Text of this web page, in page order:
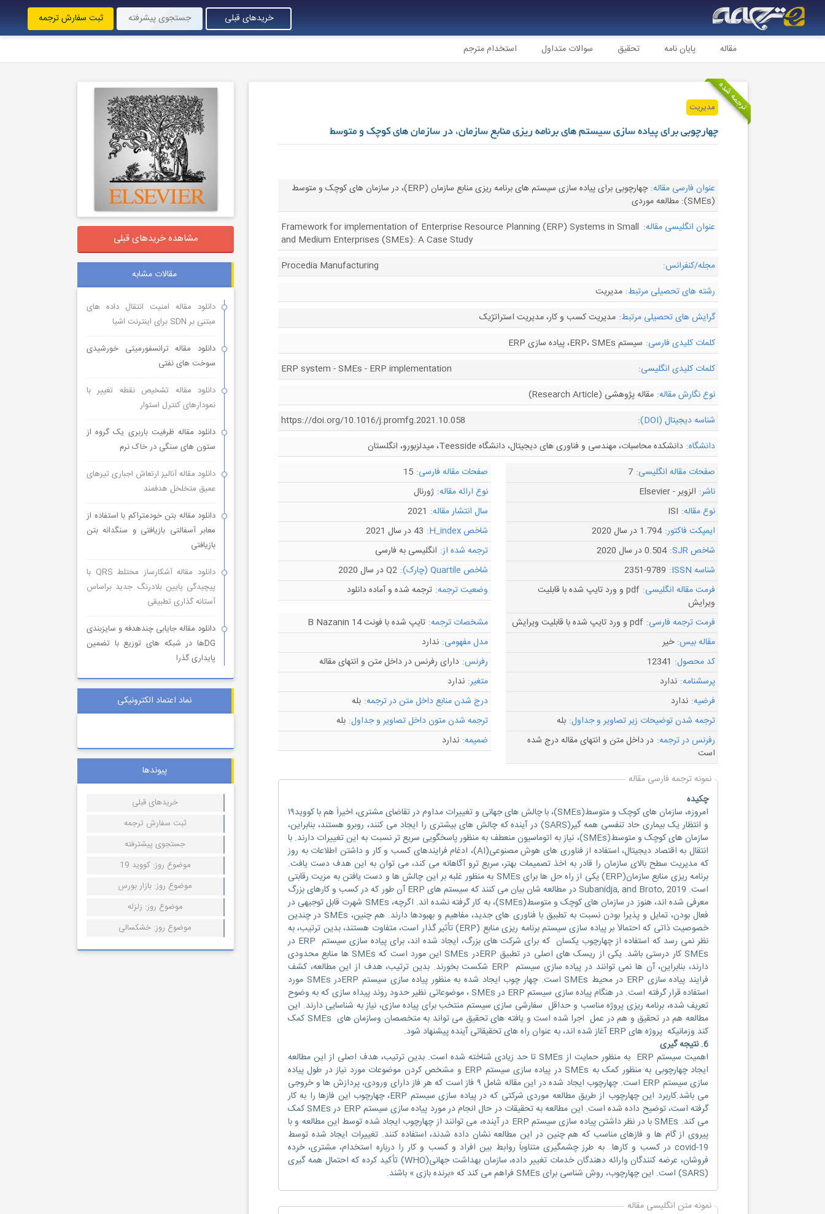
خریدهای قبلی جستجوی پیشرفته ثبت سفارش ترجمه
مقاله پایان نامه تحقیق سوالات متداول استخدام مترجم
ترجمه شدهمدیریت
چهارچوبی برای پیاده سازی سیستم های برنامه ریزی منابع سازمان، در سازمان های کوچک و متوسط
عنوان فارسی مقاله:
چهارچوبی برای پیاده سازی سیستم های برنامه ریزی منابع سازمان (ERP)، در سازمان های کوچک و متوسط
(SMEs): مطالعه موردی
عنوان انگلیسی مقاله: Framework for implementation of Enterprise Resource Planning (ERP) Systems in Small
and Medium Enterprises (SMEs): A Case Study
مجله/کنفرانس:
Procedia Manufacturing
رشته های تحصیلی مرتبط: مدیریت
گرایش های تحصیلی مرتبط: مدیریت کسب و کار، مدیریت استراتژیک
کلمات کلیدی فارسی: سیستم ERP، SMEs، پیاده سازی ERP
کلمات کلیدی انگلیسی:
ERP system - SMEs - ERP implementation
نوع نگارش مقاله: مقاله پژوهشی (Research Article)
شناسه دیجیتال (DOI):
https://doi.org/10.1016/j.promfg.2021.10.058
دانشگاه: دانشکده محاسبات، مهندسی و فناوری های دیجیتال، دانشگاه Teesside، میدلزبورو، انگلستان
صفحات مقاله انگلیسی: 7 صفحات مقاله فارسی: 15
ناشر: الزویر - Elsevier نوع ارائه مقاله: ژورنال
نوع مقاله: ISI سال انتشار مقاله: 2021
ایمپکت فاکتور: 1.794 در سال 2020 شاخص H_index:
43 در سال 2021
شاخص SJR:
0.504 در سال 2020 ترجمه شده از: انگلیسی به فارسی
شناسه ISSN:
2351-9789 شاخص Quartile (چارک):
Q2 در سال 2020
فرمت مقاله انگلیسی:
pdf و ورد تایپ شده با قابلیت
ویرایش
وضعیت ترجمه: ترجمه شده و آماده دانلود
فرمت ترجمه فارسی: pdf و ورد تایپ شده با قابلیت ویرایش مشخصات ترجمه: تایپ شده با فونت B Nazanin 14
مقاله بیس: خیر مدل مفهومی: ندارد
کد محصول: 12341 رفرنس: دارای رفرنس در داخل متن و انتهای مقاله
پرسشنامه: ندارد متغیر: ندارد
فرضیه: ندارد درج شدن منابع داخل متن در ترجمه: بله
ترجمه شدن توضیحات زیر تصاویر و جداول: بله ترجمه شدن متون داخل تصاویر و جداول: بله
رفرنس در ترجمه: در داخل متن و انتهای مقاله درج شده
است
ضمیمه: ندارد
نمونه ترجمه فارسی مقاله
چکیده
امروزه، سازمان های کوچک و متوسط(SMEs)، با چالش های جهانی و تغییرات مداوم در تقاضای مشتری، اخیراَ هم با کووید۱۹
و انتظار یک بیماری حاد تنفسی همه گیر(SARS) در آینده که چالش های بیشتری را ایجاد می کنند، روبرو هستند، بنابراین،
سازمان های کوچک و متوسط(SMEs)، نیاز به اتوماسیون منعطف به منظور پاسخگویی سریع تر نسبت به این تغییرات دارند. با
انتقال به اقتصاد دیجیتال، استفاده از فناوری های هوش مصنوعی(AI)، ادغام فرایندهای کسب و کار و داشتن اطلاعات به روز
که مدیریت سطح بالای سازمان را قادر به اخذ تصمیمات بهتر، سریع ترو آگاهانه می کند، می توان به این هدف دست یافت.
برنامه ریزی منابع سازمان(ERP) یکی از راه حل ها برای SMEs به منظور غلبه بر این چالش ها و دست یافتن به مزیت رقابتی
است. Subanidja, and Broto, 2019 در مطالعه شان بیان می کنند که سیستم های ERP آن طور که در کسب و کارهای بزرگ
معرفی شده اند، هنوز در سازمان های کوچک و متوسط(SMEs)، به کار گرفته نشده اند. اگرچه، SMEs شهرت قابل توجیهی در
فعال بودن، تمایل و پذیرا بودن نسبت به تطبیق با فناوری های جدید، مفاهیم و بهبودها دارند. هم چنین، SMEs در چندین
خصوصیت ذاتی که احتمالاَ بر پیاده سازی سیستم برنامه ریزی منابع (ERP) تأثیر گذار است، متفاوت هستند، بدین ترتیب، به
نظر نمی رسد که استفاده از چهارچوب یکسان که برای شرکت های بزرگ، ایجاد شده اند، برای پیاده سازی سیستم ERP در
SMEs کار درستی باشد. یکی از ریسک های اصلی در تطبیق ERPدر SMEs این مورد است که SMEs ها منابع محدودی
دارند، بنابراین، آن ها نمی توانند در پیاده سازی سیستم ERP شکست بخورند. بدین ترتیب، هدف از این مطالعه، کشف
فرایند پیاده سازی ERP در محیط SMEs است. چهار چوب ایجاد شده به منظور پیاده سازی سیستم ERPدر SMEs مورد
استفاده قرار گرفته است. در هنگام پیاده سازی سیستم ERP در SMEs ، موضوعاتی نظیر حدود روند پیداه سازی که به وضوح
تعریف شده، برنامه ریزی پروژه مناسب و حداقل سفارشی سازی سیستم منتخب برای پیاده سازی، نیاز به شناسایی دارند. این
مطالعه هم در تحقیق و هم در عمل اجرا شده است و یافته های تحقیق می تواند به متخصصان وسازمان های SMEs کمک
کند وزمانیکه پروژه های ERP آغاز شده اند، به عنوان راه های تحقیقاتی آینده پیشنهاد شود.
6. نتیجه گیری
اهمیت سیستم ERP به منظور حمایت از SMEs تا حد زیادی شناخته شده است. بدین ترتیب، هدف اصلی از این مطالعه
ایجاد چهارچوبی به منظور کمک به SMEs در پیاده سازی سیستم ERP و مشخص کردن موضوعات مورد نیاز در طول پیاده
سازی سیستم ERP است. چهارچوب ایجاد شده در این مقاله شامل ۹ فاز است که هر فاز دارای ورودی، پردازش ها و خروجی
می باشد.کاربرد این چهارچوب از طریق مطالعه موردی شرکتی که در پیاده سازی سیستم ERP، چهارچوب این فازها را به کار
گرفته است، توضیح داده شده است. این مطالعه به تحقیقات در حال انجام در مورد پیاده سازی سیستم ERP در SMEs کمک
می کند. SMEs با در نظر داشتن پیاده سازی سیستم ERP در آینده، می توانند از چهارچوب ایجاد شده توسط این مطالعه و با
پیروی از گام ها و فازهای مناسب که هم چنین در این مطالعه نشان داده شدند، استفاده کنند. تغییرات ایجاد شده توسط
covid-19 در کسب و کارها به طرز چشمگیری متناوباَ روابط بین افراد و کسب و کار را درباره استخدام، مشتری، خرده
فروشان، عرضه کنندگان وارائه دهندگان خدمات تغییر داده، سازمان بهداشت جهانی(WHO) تأکید کرده که احتمال همه گیری
(SARS) است. این چهارچوب، روش شناسی برای SMEs فراهم می کند که «برنده بازی » باشند.
نمونه متن انگلیسی مقاله
مشاهده خریدهای قبلی
مقالات مشابه
دانلود مقاله امنیت انتقال داده های
مبتنی بر SDN برای اینترنت اشیا
دانلود مقاله ترانسفورمیتی خورشیدی
سوخت های نفتی
دانلود مقاله تشخیص نقطه تغییر با
نمودارهای کنترل استوار
دانلود مقاله ظرفیت باربری یک گروه از
ستون های سنگی در خاک نرم
دانلود مقاله آنالیز ارتعاش اجباری تیرهای
عمیق متخلخل هدفمند
دانلود مقاله بتن خودمتراکم با استفاده از
معابر آسفالتی بازیافتی و سنگدانه بتن
بازیافتی
دانلود مقاله آشکارساز مختلط QRS با
پیچیدگی پایین بلادرنگ جدید براساس
آستانه گذاری تطبیقی
دانلود مقاله جایابی چندهدفه و سایزبندی
DGها در شبکه های توزیع با تضمین
پایداری گذرا
نماد اعتماد الکترونیکی
پیوندها
خریدهای قبلی
ثبت سفارش ترجمه
جستجوی پیشترفته
موضوع روز: کووید 19
موضوع روز: بازار بورس
موضوع روز: زلزله
موضوع روز: خشکسالی